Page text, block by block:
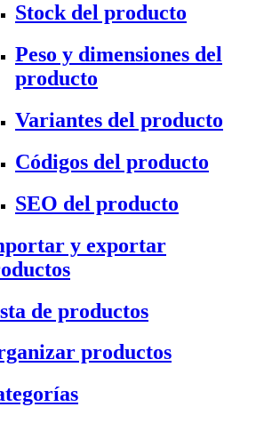
Stock del producto
Peso y dimensiones del
producto
Variantes del producto
Códigos del producto
SEO del producto
y exportar
de productos
productos